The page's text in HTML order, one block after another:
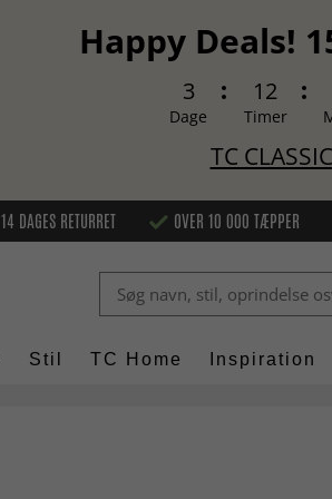
Happy Deals!
3
Dage
12
Timer
TC CLASSIC
14 DAGES RETURRET OVER 10 000 TÆPPER
Stil TC Home Inspiration